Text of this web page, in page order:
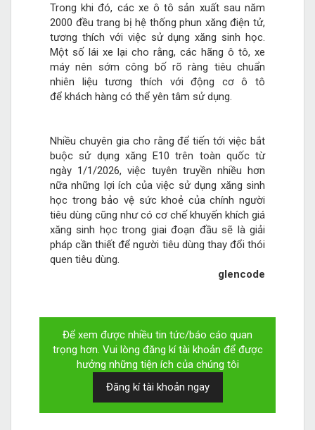
Trong khi đó, các xe ô tô sản xuất sau năm
2000 đều trang bị hệ thống phun xăng điện tử,
tương thích với việc sử dụng xăng sinh học.
Một số lái xe lại cho rằng, các hãng ô tô, xe
máy nên sớm công bố rõ ràng tiêu chuẩn
nhiên liệu tương thích với động cơ ô tô
để khách hàng có thể yên tâm sử dụng.
Nhiều chuyên gia cho rằng để tiến tới việc bắt
buộc sử dụng xăng E10 trên toàn quốc từ
ngày 1/1/2026, việc tuyên truyền nhiều hơn
nữa những lợi ích của việc sử dụng xăng sinh
học trong bảo vệ sức khoẻ của chính người
tiêu dùng cũng như có cơ chế khuyến khích giá
xăng sinh học trong giai đoạn đầu sẽ là giải
pháp cần thiết để người tiêu dùng thay đổi thói
quen tiêu dùng.
glencode
Để xem được nhiều tin tức/báo cáo quan
trọng hơn. Vui lòng đăng kí tài khoản để được
hưởng những tiện ích của chúng tôi
Đăng kí tài khoản ngay